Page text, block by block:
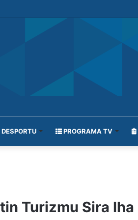
DESPORTU PROGRAMA TV
Turizmu Sira Iha